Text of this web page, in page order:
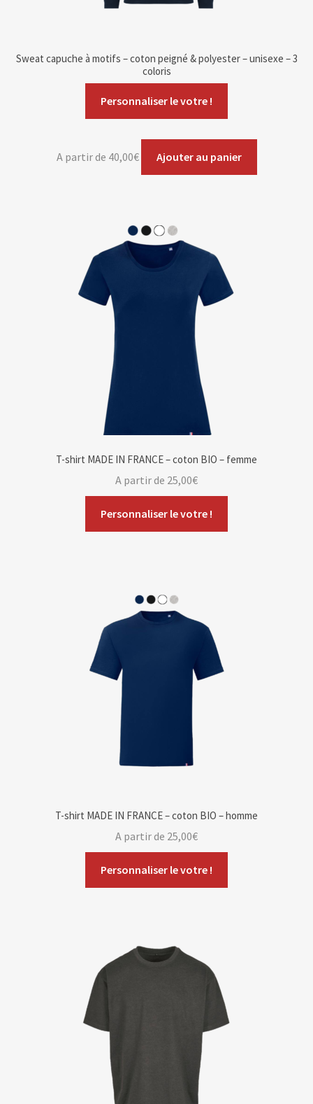
Sweat capuche à motifs – coton peigné & polyester – unisexe – 3
coloris
Personnaliser le votre !
A partir de 40,00€ Ajouter au panier
T-shirt MADE IN FRANCE – coton BIO – femme
Personnaliser le votre !
A partir de 25,00€
T-shirt MADE IN FRANCE – coton BIO – homme
Personnaliser le votre !
A partir de 25,00€